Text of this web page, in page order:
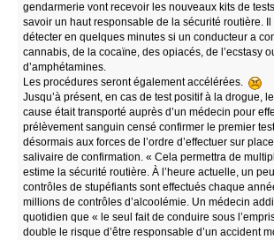
gendarmerie vont recevoir les nouveaux kits de
savoir un haut responsable de la sécurité routière. Il
détecter en quelques minutes si un conducteur a
cannabis, de la cocaïne, des opiacés, de l’ecstasy
d’amphétamines.
Les procédures seront également accélérées.
Jusqu’à présent, en cas de test positif à la drogue,
cause était transporté auprès d’un médecin pour
prélèvement sanguin censé confirmer le premier
désormais aux forces de l’ordre d’effectuer sur
salivaire de confirmation. « Cela permettra de
estime la sécurité routière. À l’heure actuelle, un
contrôles de stupéfiants sont effectués chaque
millions de contrôles d’alcoolémie. Un médecin
quotidien que « le seul fait de conduire sous
double le risque d’être responsable d’un accident